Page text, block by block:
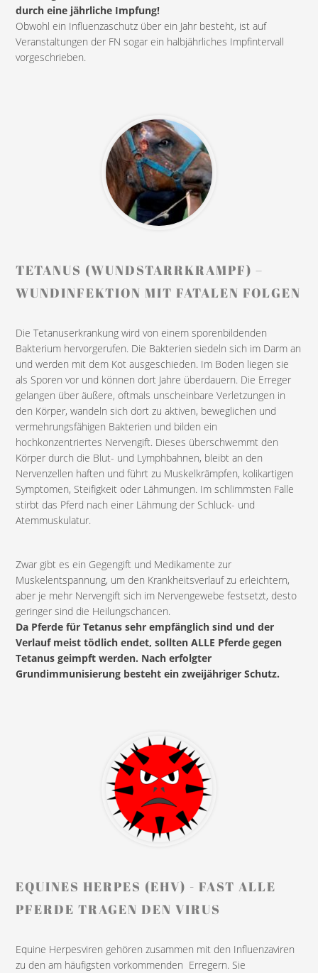
durch eine jährliche Impfung!
Obwohl ein Influenzaschutz über ein Jahr besteht, ist auf
Veranstaltungen der FN sogar ein halbjährliches Impfintervall
vorgeschrieben.
TETANUS (WUNDSTARRKRAMPF) –
WUNDINFEKTION MIT FATALEN FOLGEN
Die Tetanuserkrankung wird von einem sporenbildenden
Bakterium hervorgerufen. Die Bakterien siedeln sich im Darm an
und werden mit dem Kot ausgeschieden. Im Boden liegen sie
als Sporen vor und können dort Jahre überdauern. Die Erreger
gelangen über äußere, oftmals unscheinbare Verletzungen in
den Körper, wandeln sich dort zu aktiven, beweglichen und
vermehrungsfähigen Bakterien und bilden ein
hochkonzentriertes Nervengift. Dieses überschwemmt den
Körper durch die Blut- und Lymphbahnen, bleibt an den
Nervenzellen haften und führt zu Muskelkrämpfen, kolikartigen
Symptomen, Steifigkeit oder Lähmungen. Im schlimmsten Falle
stirbt das Pferd nach einer Lähmung der Schluck- und
Atemmuskulatur.
Zwar gibt es ein Gegengift und Medikamente zur
Muskelentspannung, um den Krankheitsverlauf zu erleichtern,
aber je mehr Nervengift sich im Nervengewebe festsetzt, desto
geringer sind die Heilungschancen.
Da Pferde für Tetanus sehr empfänglich sind und der
Verlauf meist tödlich endet, sollten ALLE Pferde gegen
Tetanus geimpft werden. Nach erfolgter
Grundimmunisierung besteht ein zweijähriger Schutz.
EQUINES HERPES (EHV) - FAST ALLE
PFERDE TRAGEN DEN VIRUS
Equine Herpesviren gehören zusammen mit den Influenzaviren
zu den am häufigsten vorkommenden Erregern. Sie